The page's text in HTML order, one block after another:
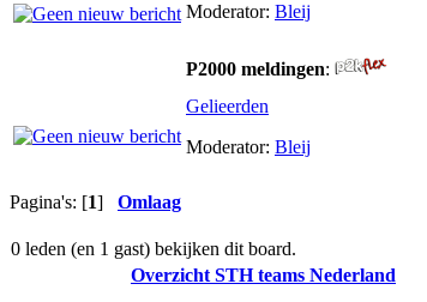
Moderator: Bleij
P2000 meldingen:
Gelieerden
Moderator: Bleij
Pagina's: [1] Omlaag
0 leden (en 1 gast) bekijken dit board.
Overzicht STH teams Nederland